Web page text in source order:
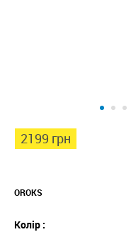
2199 грн
OROKS
Колір :